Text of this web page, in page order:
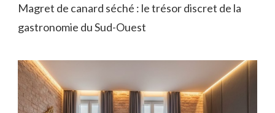
Magret de canard séché : le trésor discret de la
gastronomie du Sud-Ouest